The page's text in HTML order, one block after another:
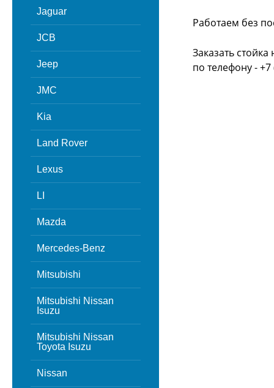
Jaguar
JCB
Jeep
JMC
Kia
Land Rover
Lexus
LI
Mazda
Mercedes-Benz
Mitsubishi
Mitsubishi Nissan
Isuzu
Mitsubishi Nissan
Toyota Isuzu
Nissan
Работаем без
Заказать
по телефону -